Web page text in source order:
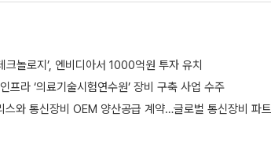
크놀로지’, 엔비디아서 1000억원 투자 유치
프라 ‘의료기술시험연수원’ 장비 구축 사업 수주
스와 통신장비 OEM 양산공급 계약…글로벌 통신장비 파